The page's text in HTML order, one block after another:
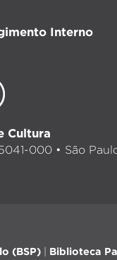
Interno
Cultura
000 • São
(BSP) Biblioteca